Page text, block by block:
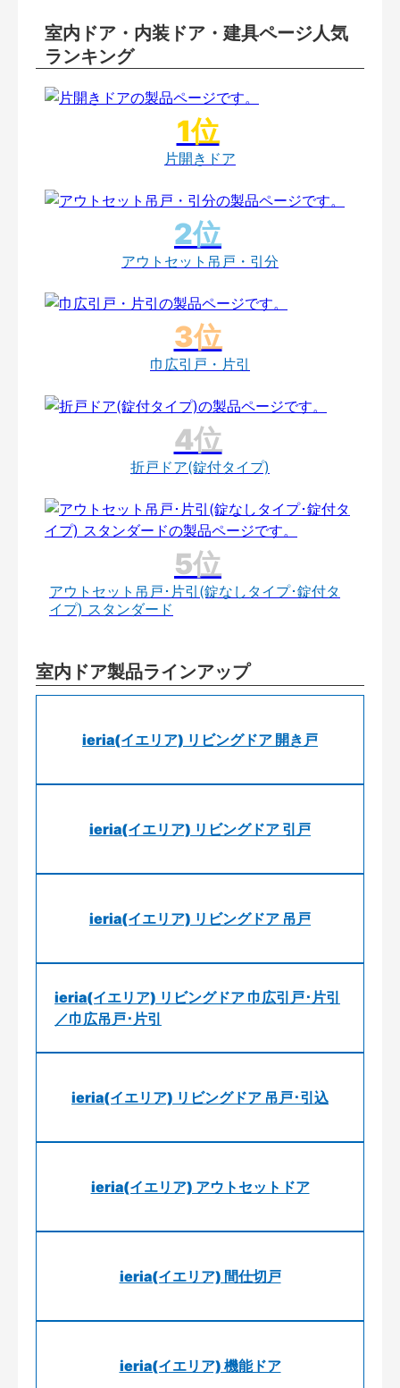
室内ドア・内装ドア・建具ページ人気
ランキング
片開きドア
アウトセット吊戸・引分
巾広引戸・片引
折戸ドア(錠付タイプ)
アウトセット吊戸･片引(錠なしタイプ･錠付タ
イプ) スタンダード
室内ドア製品ラインアップ
ieria(イエリア) リビングドア 開き戸
ieria(イエリア) リビングドア 引戸
ieria(イエリア) リビングドア 吊戸
ieria(イエリア) リビングドア 巾広引戸･片引
／巾広吊戸･片引
ieria(イエリア) リビングドア 吊戸･引込
ieria(イエリア) アウトセットドア
ieria(イエリア) 間仕切戸
ieria(イエリア) 機能ドア